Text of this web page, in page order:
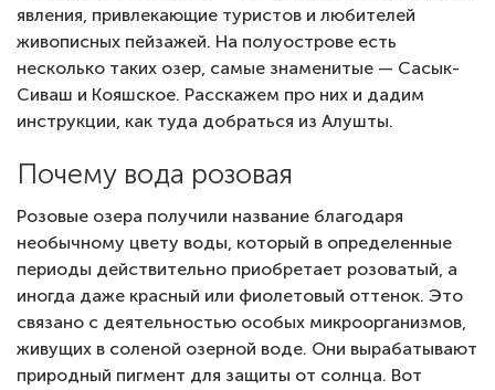
явления, привлекающие туристов и любителей
живописных пейзажей. На полуострове есть
несколько таких озер, самые знаменитые — Сасык-
Сиваш и Кояшское. Расскажем про них и дадим
инструкции, как туда добраться из Алушты.
Почему вода розовая
Розовые озера получили название благодаря
необычному цвету воды, который в определенные
периоды действительно приобретает розоватый, а
иногда даже красный или фиолетовый оттенок. Это
связано с деятельностью особых микроорганизмов,
живущих в соленой озерной воде. Они вырабатывают
природный пигмент для защиты от солнца. Вот